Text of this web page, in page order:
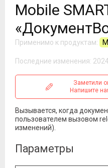
Mobile
Применимо к продуктам:
Последние изменения:
Заметили
Напишите
Вызывается, когда
пользователем вызовом
изменений).
Параметры